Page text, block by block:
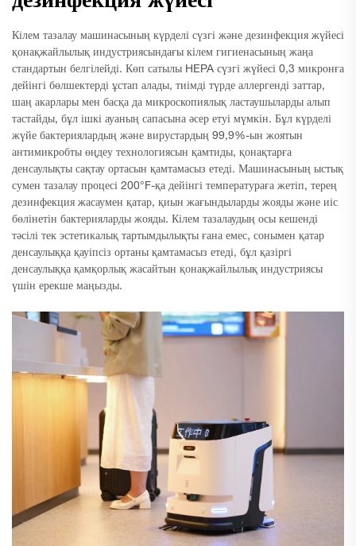
Кілем тазалау машинасының күрделі сүзгі және дезинфекция жүйесі
қонақжайлылық индустриясындағы кілем гигиенасының жаңа
стандартын белгілейді. Көп сатылы HEPA сүзгі жүйесі 0,3 микронға
дейінгі бөлшектерді ұстап алады, тиімді түрде аллергенді заттар,
шаң акарлары мен басқа да микроскопиялық ластаушыларды алып
тастайды, бұл ішкі ауаның сапасына әсер етуі мүмкін. Бұл күрделі
жүйе бактериялардың және вирустардың 99,9%-ын жоятын
антимикробты өңдеу технологиясын қамтиды, қонақтарға
денсаулықты сақтау ортасын қамтамасыз етеді. Машинасының ыстық
сумен тазалау процесі 200°F-қа дейінгі температураға жетіп, терең
дезинфекция жасаумен қатар, қиын жағындыларды жояды және иіс
бөлінетін бактерияларды жояды. Кілем тазалаудың осы кешенді
тәсілі тек эстетикалық тартымдылықты ғана емес, сонымен қатар
денсаулыққа қауіпсіз ортаны қамтамасыз етеді, бұл қазіргі
денсаулыққа қамқорлық жасайтын қонақжайлылық индустриясы
үшін ерекше маңызды.